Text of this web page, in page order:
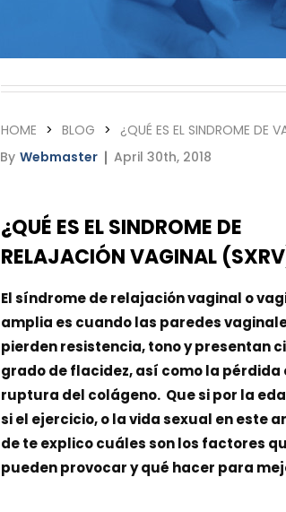
Hair Transplant
Urology
HOME BLOG
¿QUÉ ES EL SINDROME DE
By Webmaster April 30th, 2018
¿QUÉ ES EL SINDROME DE
RELAJACIÓN VAGINAL
El síndrome de relajación vaginal o
amplia es cuando las paredes
pierden resistencia, tono y presentan
grado de flacidez, así como la pérdida
ruptura del colágeno. Que si por la
si el ejercicio, o la vida sexual en este
de te explico cuáles son los factores
pueden provocar y qué hacer para